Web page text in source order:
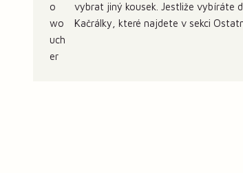
vybrat jiný kousek. Jestliže vybíráte
Kačrálky, které najdete v sekci